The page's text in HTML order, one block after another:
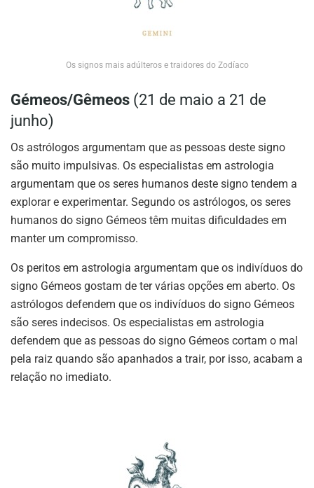
Os signos mais adúlteros e traidores do Zodíaco
Gémeos/Gêmeos (21 de maio a 21 de
junho)
Os astrólogos argumentam que as pessoas deste signo
são muito impulsivas. Os especialistas em astrologia
argumentam que os seres humanos deste signo tendem a
explorar e experimentar. Segundo os astrólogos, os seres
humanos do signo Gémeos têm muitas dificuldades em
manter um compromisso.
Os peritos em astrologia argumentam que os indivíduos do
signo Gémeos gostam de ter várias opções em aberto. Os
astrólogos defendem que os indivíduos do signo Gémeos
são seres indecisos. Os especialistas em astrologia
defendem que as pessoas do signo Gémeos cortam o mal
pela raiz quando são apanhados a trair, por isso, acabam a
relação no imediato.